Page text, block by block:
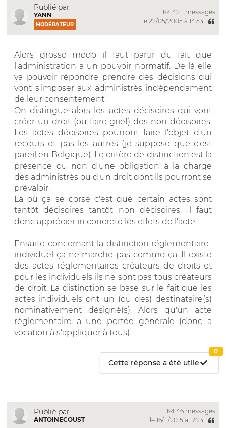
Publié par
YANN
MODÉRATEUR
4211 messages
le 22/05/2005 à 14:53
Alors grosso modo il faut partir du fait que
l'administration a un pouvoir normatif. De là elle
va pouvoir répondre prendre des décisions qui
vont s'imposer aux administrés indépendament
de leur consentement.
On distingue alors les actes décisoires qui vont
créer un droit (ou faire grief) des non décisoires.
Les actes décisoires pourront faire l'objet d'un
recours et pas les autres (je suppose que c'est
pareil en Belgique). Le critère de distinction est la
présence ou non d'une obligation à la charge
des administrés ou d'un droit dont ils pourront se
prévaloir.
Là où ça se corse c'est que certain actes sont
tantôt décisoires tantôt non décisoires. Il faut
donc apprécier in concreto les effets de l'acte.
Ensuite concernant la distinction réglementaire-
individuel ça ne marche pas comme ça. Il existe
des actes réglementaires créateurs de droits et
pour les individuels ils ne sont pas tous créateurs
de droit. La distinction se base sur le fait que les
actes individuels ont un (ou des) destinataire(s)
nominativement désigné(s). Alors qu'un acte
réglementaire a une portée générale (donc a
vocation à s'appliquer à tous).
Cette réponse a été utile
0
Publié par
ANTOINECOUST
46 messages
le 16/11/2015 à 17:23